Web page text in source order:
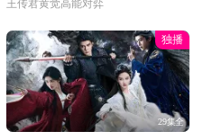
王传君黄觉高能对弈
独播
29集全